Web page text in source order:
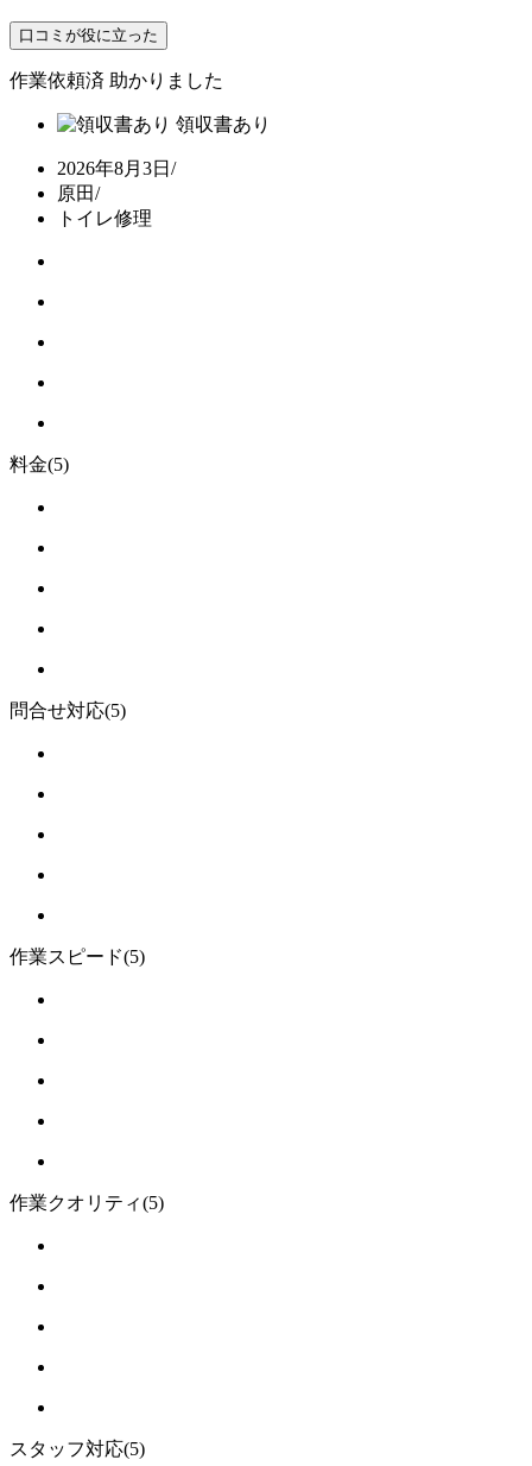
口コミが役に立った
作業依頼済 助かりました
領収書あり
2026年8月3日 /
原田/
トイレ修理
料金(5)
問合せ対応(5)
作業スピード(5)
作業クオリティ(5)
スタッフ対応(5)